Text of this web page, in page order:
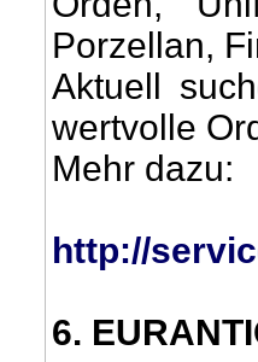
Porzellan,
Aktuell
wertvolle
Mehr dazu:
http://
6.